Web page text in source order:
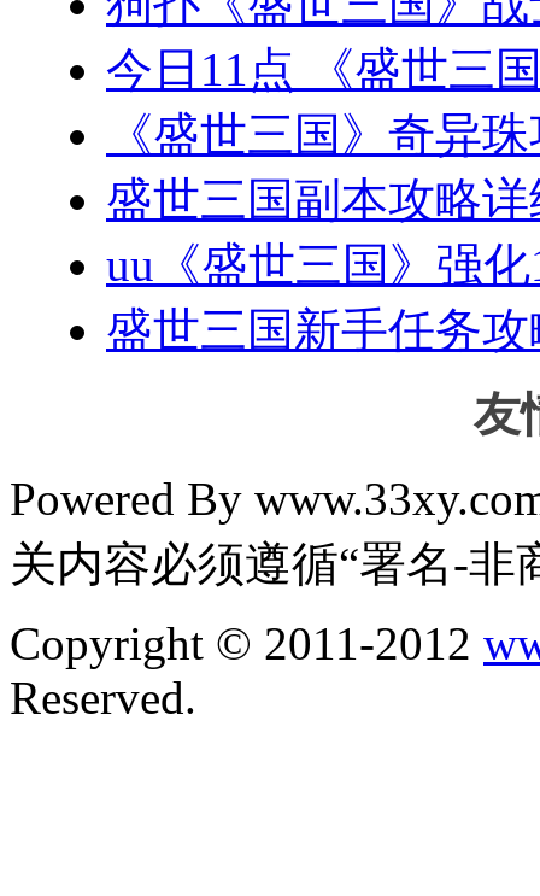
今日11点 《盛世三
《盛世三国》奇异
盛世三国副本攻略
uu《盛世三国》强
盛世三国新手任务
友
Powered By
关内容必须遵循“署名-非
Copyright © 2011-2012
Reserved.